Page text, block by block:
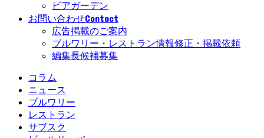
ビアガーデン
お問い合わせContact
広告掲載のご案内
ブルワリー・レストラン情報修正・掲載依頼
編集長候補募集
コラム
ニュース
ブルワリー
レストラン
サブスク